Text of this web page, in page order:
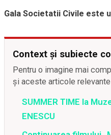
Gala Societatii Civile este
Context și subiecte
Pentru o imagine mai
și aceste articole
SUMMER TIME la
ENESCU